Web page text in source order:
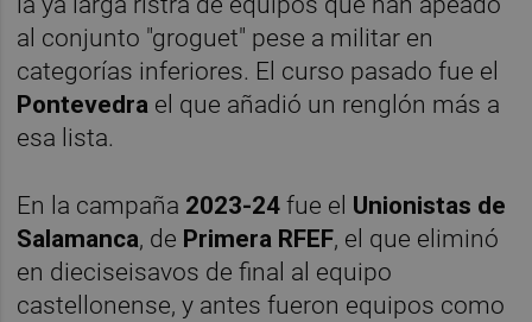
al conjunto "groguet" pese a militar en
categorías inferiores. El curso pasado fue el
Pontevedra el que añadió un renglón más a
esa lista.
En la campaña 2023-24 fue el Unionistas de
Salamanca, de Primera RFEF, el que eliminó
en dieciseisavos de final al equipo
castellonense, y antes fueron equipos como